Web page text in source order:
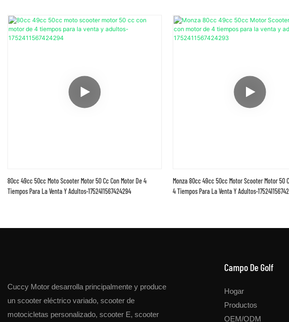
80cc 49cc 50cc Moto Scooter Motor 50 Cc Con Motor De 4
Tiempos Para La Venta Y Adultos-1752411567424294
Monza 80cc 49cc 50cc Motor Scooter Motor 50
4 Tiempos Para La Venta Y Adultos-
Cuccy Motor desarrolla principalmente y produce
un scooter eléctrico variado, scooter de
motocicletas personalizado, scooter E, scooter
Campo De Golf
Hogar
Productos
OEM/ODM